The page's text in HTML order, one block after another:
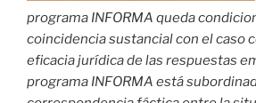
programa INFORMA queda
coincidencia sustancial con el caso
eficacia jurídica de las respuestas
programa INFORMA está